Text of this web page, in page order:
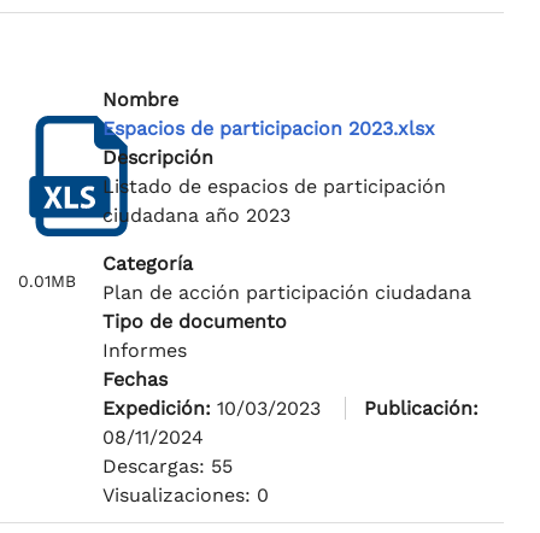
0.01MB
Nombre
Espacios de participacion 2023.xlsx
Descripción
Listado de espacios de participación
ciudadana año 2023
Categoría
Plan de acción participación ciudadana
Tipo de documento
Informes
Fechas
Expedición: 10/03/2023
Publicación:
08/11/2024
Descargas: 55
Visualizaciones: 0